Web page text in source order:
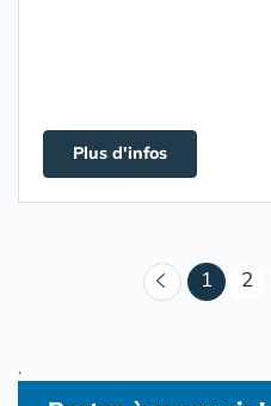
Plus d'infos
1 2
.